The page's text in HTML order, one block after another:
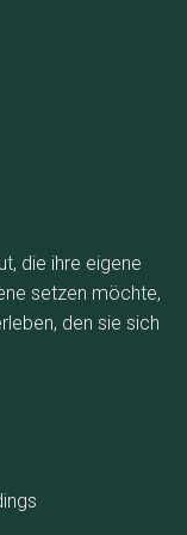
die ihre eigene
setzen möchte,
den sie sich